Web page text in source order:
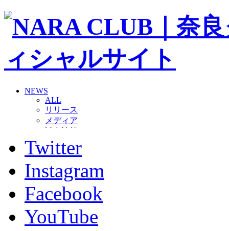
NEWS
ALL
リリース
メディア
グッズ
ファンコミュニティ
ホームタウン
コラム
その他
TEAM
2026/27トップチーム
2026/27トップチームスタッフ
Twitter
Instagram
Facebook
YouTube